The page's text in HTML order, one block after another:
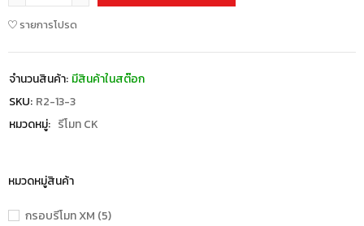
หมวดหมู่สินค้า
กรอบรีโมท XM (5)
รายการโปรด
จำนวนสินค้า: มีสินค้าในสต๊อก
SKU: R2-13-3
หมวดหมู่: รีโมท CK